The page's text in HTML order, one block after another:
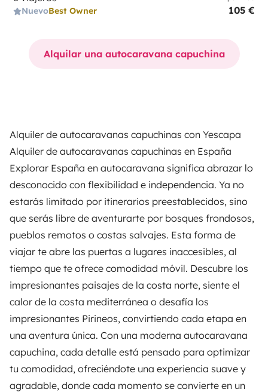
NuevoBest Owner 105 €
Alquilar una autocaravana capuchina
Alquiler de autocaravanas capuchinas con Yescapa
Alquiler de autocaravanas capuchinas en España
Explorar España en autocaravana significa abrazar lo
desconocido con flexibilidad e independencia. Ya no
estarás limitado por itinerarios preestablecidos, sino
que serás libre de aventurarte por bosques frondosos,
pueblos remotos o costas salvajes. Esta forma de
viajar te abre las puertas a lugares inaccesibles, al
tiempo que te ofrece comodidad móvil. Descubre los
impresionantes paisajes de la costa norte, siente el
calor de la costa mediterránea o desafía los
impresionantes Pirineos, convirtiendo cada etapa en
una aventura única. Con una moderna autocaravana
capuchina, cada detalle está pensado para optimizar
tu comodidad, ofreciéndote una experiencia suave y
agradable, donde cada momento se convierte en un